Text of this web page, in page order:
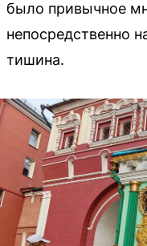
было привычное
непосредственно
тишина.